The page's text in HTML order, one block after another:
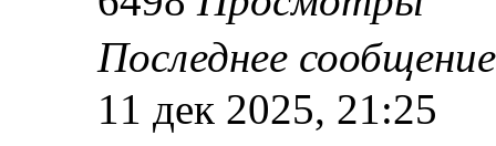
Последнее
11 дек 2025, 21:25